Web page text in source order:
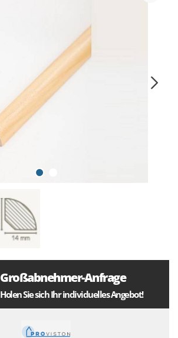
Großabnehmer-Anfrage
Holen Sie sich Ihr individuelles Angebot!